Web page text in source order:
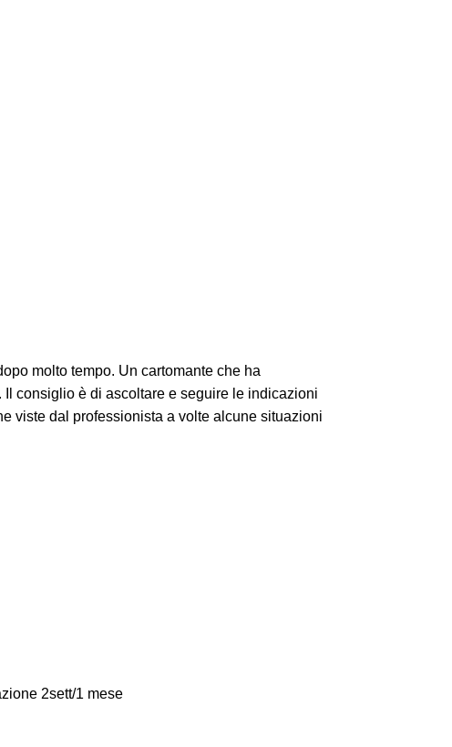
molto tempo. Un cartomante che ha
consiglio è di ascoltare e seguire le indicazioni
viste dal professionista a volte alcune situazioni
2sett/1 mese